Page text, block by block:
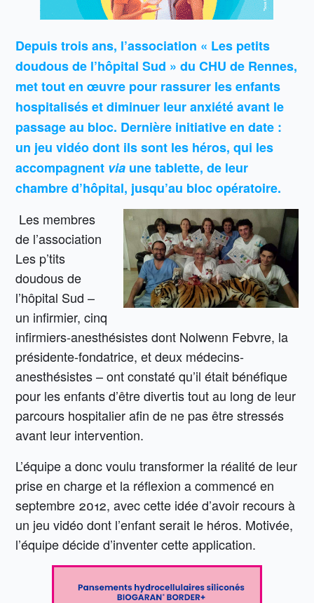
Depuis trois ans, l’association « Les petits
doudous de l’hôpital Sud » du CHU de Rennes,
met tout en œuvre pour rassurer les enfants
hospitalisés et diminuer leur anxiété avant le
passage au bloc. Dernière initiative en date :
un jeu vidéo dont ils sont les héros, qui les
accompagnent via une tablette, de leur
chambre d’hôpital, jusqu’au bloc opératoire.
Les membres
de l’association
Les p’tits
doudous de
l’hôpital Sud –
un infirmier, cinq
infirmiers-anesthésistes dont Nolwenn Febvre, la
présidente-fondatrice, et deux médecins-
anesthésistes – ont constaté qu’il était bénéfique
pour les enfants d’être divertis tout au long de leur
parcours hospitalier afin de ne pas être stressés
avant leur intervention.
L’équipe a donc voulu transformer la réalité de leur
prise en charge et la réflexion a commencé en
septembre 2012, avec cette idée d’avoir recours à
un jeu vidéo dont l’enfant serait le héros. Motivée,
l’équipe décide d’inventer cette application.